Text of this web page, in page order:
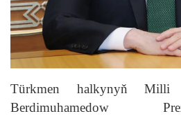
Türkmen halkynyň Milli
Berdimuhamedow